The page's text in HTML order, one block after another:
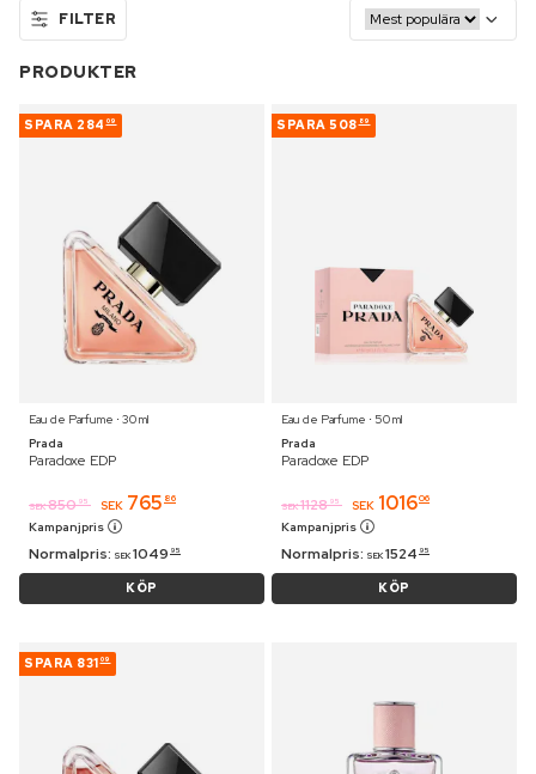
FILTER
PRODUKTER
SPARA 284 09
Eau de Parfume ⋅ 30 ml
Prada
Paradoxe EDP
SEK 850 95 SEK 765 86
Kampanjpris
Normalpris: SEK 1049 95
KÖP
SPARA 508 89
Eau de Parfume ⋅ 50 ml
Prada
Paradoxe EDP
SEK 1128 95 SEK 101606
Kampanjpris
Normalpris: SEK 1524 95
KÖP
SPARA 831 09